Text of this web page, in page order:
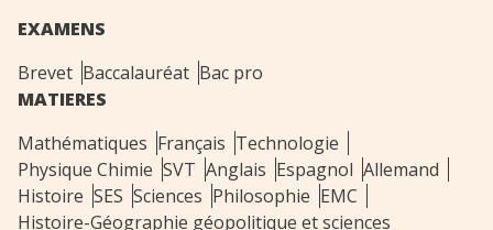
EXAMENS
Brevet Baccalauréat Bac pro
MATIERES
Mathématiques Français Technologie
Physique Chimie SVT Anglais Espagnol Allemand
Histoire SES Sciences Philosophie EMC
Histoire-Géographie géopolitique et sciences